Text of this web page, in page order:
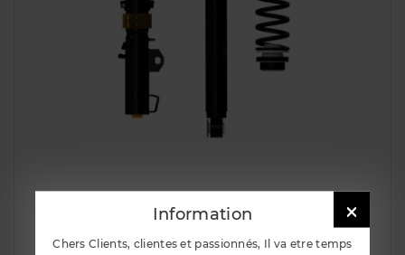

Information
Chers Clients, clientes et passionnés, Il va etre temps